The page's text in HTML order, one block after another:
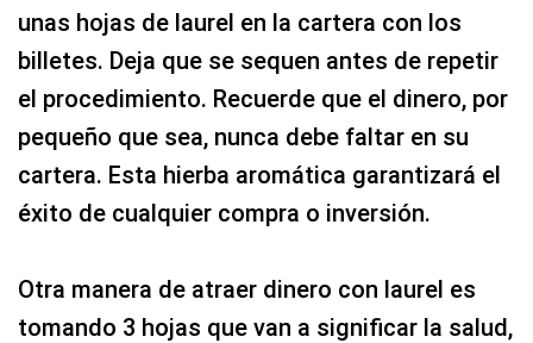
unas hojas de laurel en la cartera con los
billetes. Deja que se sequen antes de repetir
el procedimiento. Recuerde que el dinero, por
pequeño que sea, nunca debe faltar en su
cartera. Esta hierba aromática garantizará el
éxito de cualquier compra o inversión.
Otra manera de atraer dinero con laurel es
tomando 3 hojas que van a significar la salud,